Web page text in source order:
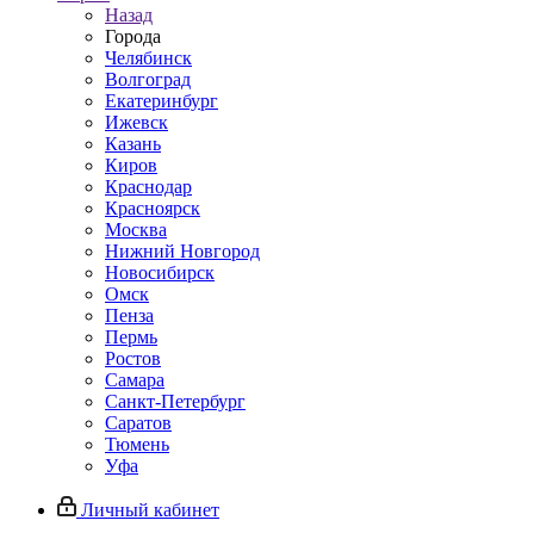
Назад
Города
Челябинск
Волгоград
Екатеринбург
Ижевск
Казань
Киров
Краснодар
Красноярск
Москва
Нижний Новгород
Новосибирск
Омск
Пенза
Пермь
Ростов
Самара
Санкт-Петербург
Саратов
Тюмень
Уфа
Личный кабинет